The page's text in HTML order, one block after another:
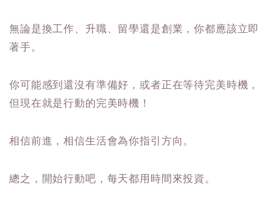
無論是換工作、升職、留學還是創業，你都應該立即
著手。
你可能感到還沒有準備好，或者正在等待完美時機，
但現在就是行動的完美時機！
相信前進，相信生活會為你指引方向。
總之，開始行動吧，每天都用時間來投資。